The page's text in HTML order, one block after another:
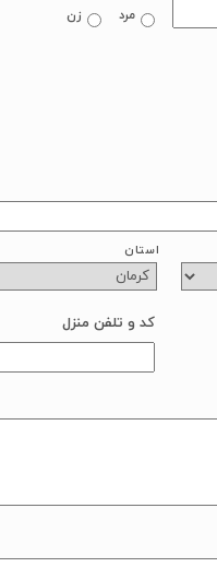
مرد زن
استان
کد و تلفن منزل